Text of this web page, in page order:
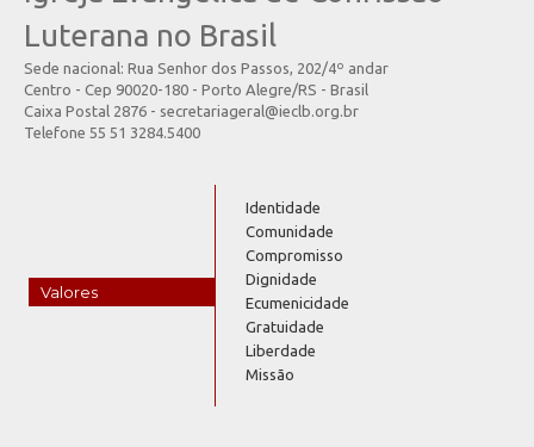
Luterana no Brasil
Sede nacional: Rua Senhor dos Passos, 202/4º andar
Centro - Cep 90020-180 - Porto Alegre/RS - Brasil
Caixa Postal 2876 - secretariageral@ieclb.org.br
Telefone 55 51 3284.5400
Valores
Identidade
Comunidade
Compromisso
Dignidade
Ecumenicidade
Gratuidade
Liberdade
Missão